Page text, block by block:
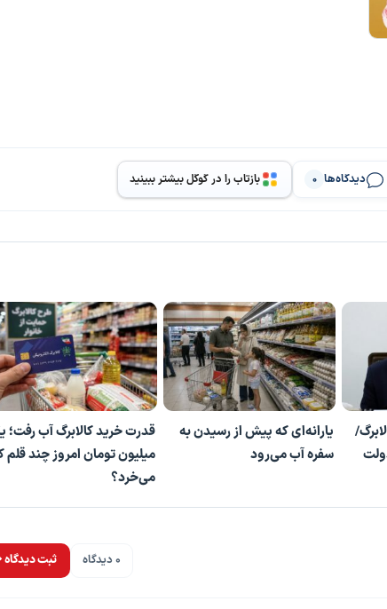
دیدگاه‌ها 0 بازتاب را در گوگل بیشتر ببینید
یارانه‌ای که پیش از رسیدن به
سفره آب می‌رود
قدرت خرید کالابرگ آب رفت؛
میلیون تومان امروز چند قلم
می‌خرد؟
0 دیدگاه ثبت دیدگاه